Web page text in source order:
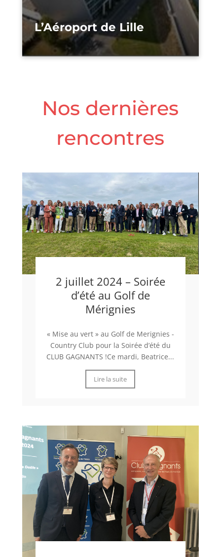
L’Aéroport de Lille
Nos dernières
rencontres
2 juillet 2024 – Soirée
d’été au Golf de
Mérignies
« Mise au vert » au Golf de Merignies -
Country Club pour la Soirée d’été du
CLUB GAGNANTS !Ce mardi, Beatrice...
Lire la suite